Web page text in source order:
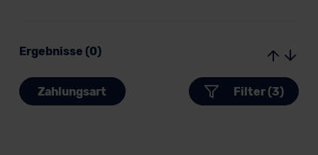
Ergebnisse (0)
Zahlungsart Filter (3)